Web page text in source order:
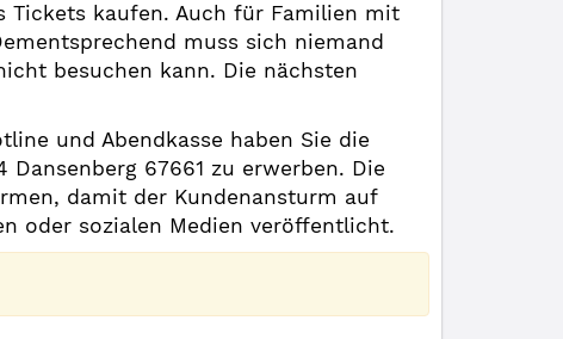
Tickets kaufen. Auch für Familien mit
muss sich niemand
besuchen kann. Die nächsten
und Abendkasse haben Sie die
67661 zu erwerben. Die
damit der Kundenansturm auf
oder sozialen Medien veröffentlicht.